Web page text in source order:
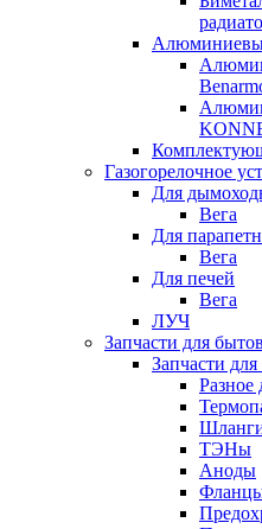
Газогорелочное
Для
Вега
Для
Вега
Для печей
Вега
ЛУЧ
Запчасти для
Запчасти для
Разное
Шланги
ТЭНы
Аноды